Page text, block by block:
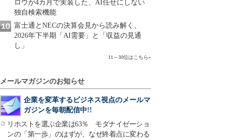
ロウが4カ月で実装した、AI任せにしない
独自検索機能
富士通とNECの決算会見から読み解く、
2026年下半期「AI需要」と「収益の見通
し」
11～30位はこちら»
メールマガジンのお知らせ
企業を変革するビジネス視点のメールマ
ガジンを毎朝配信中!!
リホストを選ぶ企業は63％ モダナイゼーショ
ンの「第一歩」のはずが、なぜ終着点に変わる